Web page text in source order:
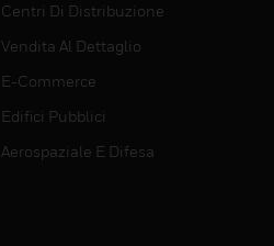
Centri Di Distribuzione
Vendita Al Dettaglio
E-Commerce
Edifici Pubblici
Aerospaziale E Difesa